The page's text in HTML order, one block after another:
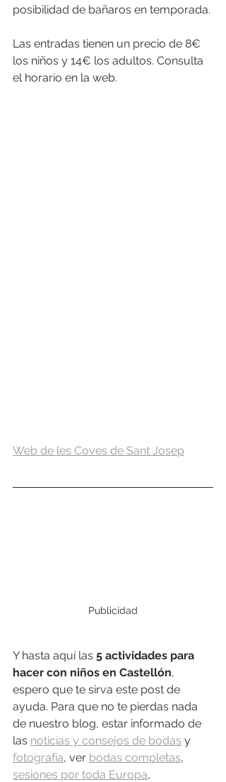
posibilidad de bañaros en temporada.
Las entradas tienen un precio de 8€
los niños y 14€ los adultos. Consulta
el horario en la web.
Web de les Coves de Sant Josep
Publicidad
Y hasta aquí las 5 actividades para
hacer con niños en Castellón,
espero que te sirva este post de
ayuda. Para que no te pierdas nada
de nuestro blog, estar informado de
las noticias y consejos de bodas y
fotografía, ver bodas completas,
sesiones por toda Europa,